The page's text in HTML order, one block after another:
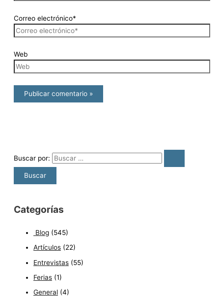
Correo electrónico*
Web
Buscar por:
Categorías
Blog (545)
Artículos (22)
Entrevistas (55)
Ferias (1)
General (4)